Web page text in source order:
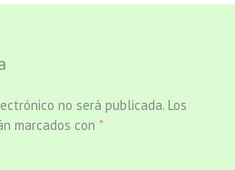
no será publicada. Los
marcados con *